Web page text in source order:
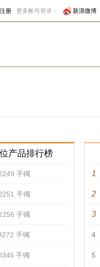
注册 更多帐号登录： 新浪微博
产品排行榜
手镯
手镯
手镯
手镯
手镯
1
2
3
4
5